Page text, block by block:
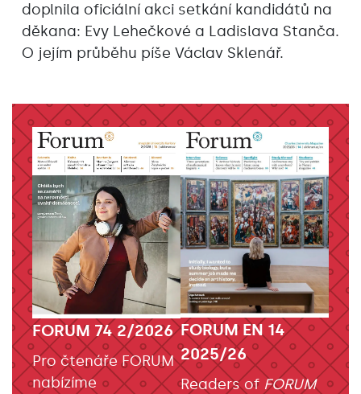
doplnila oficiální akci setkání kandidátů na
děkana: Evy Lehečkové a Ladislava Stanča.
O jejím průběhu píše Václav Sklenář.
FORUM 74 2/2026
Pro čtenáře FORUM
nabízíme
FORUM EN 14
2025/26
Readers of FORUM